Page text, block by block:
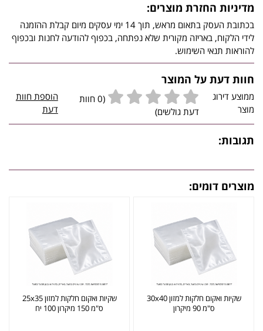
מדיניות החזרת מוצרים:
בכתובת העסק בתאום מראש, תוך 14 ימי עסקים מיום קבלת ההזמנה
לידי הלקוח, באריזה מקורית שלא נפתחה, בכפוף להודעה לחנות ובכפוף
להוראות תנאי השימוש.
חוות דעת על המוצר
ממוצע דירוג
מוצר
(0 חוות
דעת גולשים)
הוספת חוות
דעת
תגובות:
מוצרים דומים:
שקיות ואקום חלקות למזון 30x40
ס"מ 90 מיקרון
שקיות ואקום חלקות למזון 25x35
ס"מ 150 מיקרון 100 יח